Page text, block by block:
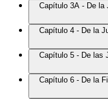
Capítulo 3A - De la
Capítulo 4 - De la
Capítulo 5 - De las
Capítulo 6 - De la